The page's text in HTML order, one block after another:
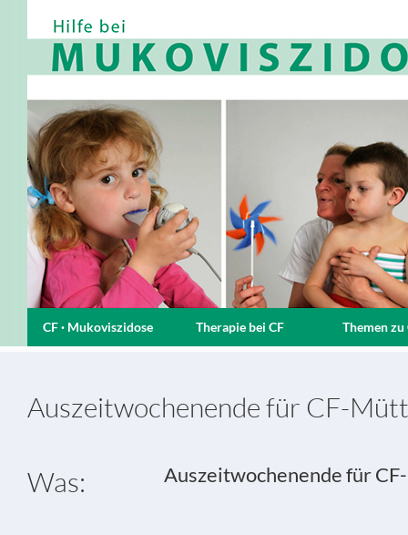
CF · Mukoviszidose Therapie bei CF Themen zu
Auszeitwochenende für CF-
Was: Auszeitwochenende für